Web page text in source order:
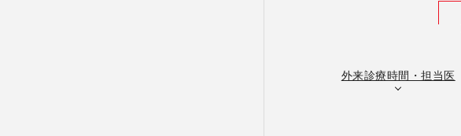
外来診療時間・担当医